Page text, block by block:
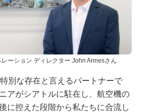
ーション ディレクター John Annesさん
別な存在と言えるパートナーで
アがシアトルに駐在し、航空機の
に控えた段階から私たちに合流し